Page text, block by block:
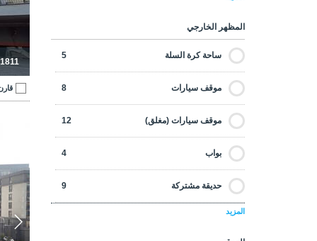
المظهر الخارجي
ساحة كرة السلة 5
موقف سيارات 8
موقف سيارات (مغلق) 12
بواب 4
حديقة مشتركة 9
المزيد